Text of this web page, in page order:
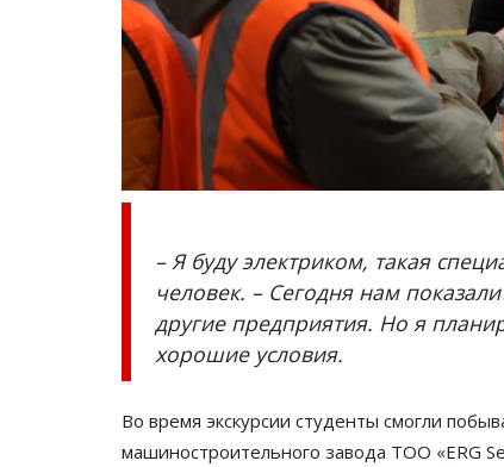
– Я буду электриком, такая
человек. – Сегодня нам
другие предприятия. Но я
хорошие условия.
Во время экскурсии студенты смогли
машиностроительного завода ТОО «ERG
История одного памятника